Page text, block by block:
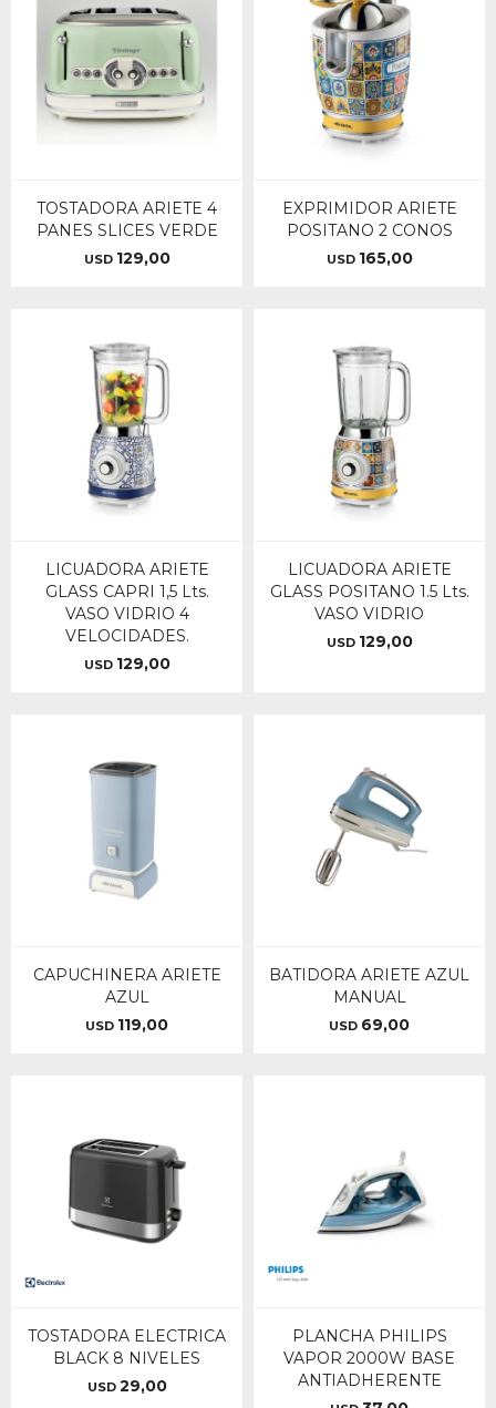
TOSTADORA ARIETE 4
PANES SLICES VERDE
USD 129,00
EXPRIMIDOR ARIETE
POSITANO 2 CONOS
USD 165,00
LICUADORA ARIETE
GLASS CAPRI 1,5 Lts.
VASO VIDRIO 4
VELOCIDADES.
USD 129,00
LICUADORA ARIETE
GLASS POSITANO 1.5 Lts.
VASO VIDRIO
USD 129,00
CAPUCHINERA ARIETE
AZUL
USD 119,00
BATIDORA ARIETE AZUL
MANUAL
USD 69,00
TOSTADORA ELECTRICA
BLACK 8 NIVELES
USD 29,00
PLANCHA PHILIPS
VAPOR 2000W BASE
ANTIADHERENTE